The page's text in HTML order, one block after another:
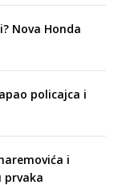
Nova Honda
policajca i
i
prvaka